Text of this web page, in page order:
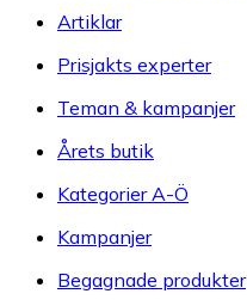
Artiklar
Prisjakts experter
Teman & kampanjer
Årets butik
Kategorier A-Ö
Kampanjer
Begagnade produkter